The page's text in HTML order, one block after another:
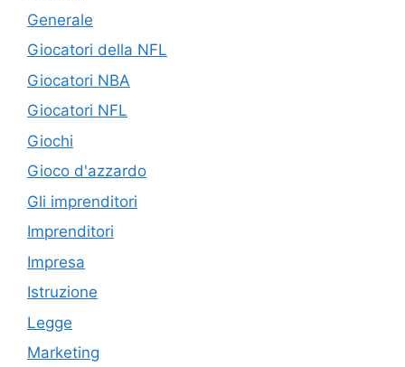
Generale
Giocatori della NFL
Giocatori NBA
Giocatori NFL
Giochi
Gioco d'azzardo
Gli imprenditori
Imprenditori
Impresa
Istruzione
Legge
Marketing